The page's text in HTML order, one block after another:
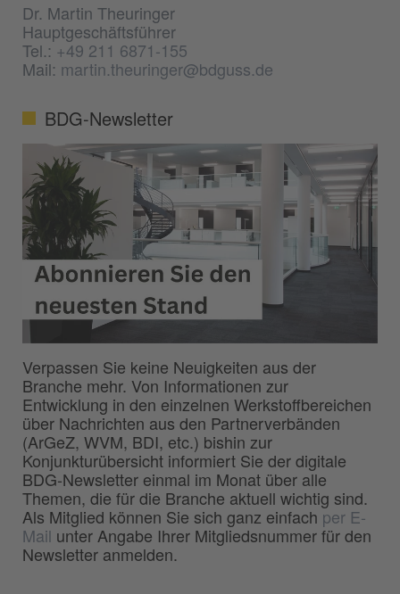
Dr. Martin Theuringer
Hauptgeschäftsführer
Tel.: +49 211 6871-155
Mail: martin.theuringer@bdguss.de
BDG-Newsletter
Verpassen Sie keine Neuigkeiten aus der
Branche mehr. Von Informationen zur
Entwicklung in den einzelnen Werkstoffbereichen
über Nachrichten aus den Partnerverbänden
(ArGeZ, WVM, BDI, etc.) bishin zur
Konjunkturübersicht informiert Sie der digitale
BDG-Newsletter einmal im Monat über alle
Themen, die für die Branche aktuell wichtig sind.
Als Mitglied können Sie sich ganz einfach per E-
Mail unter Angabe Ihrer Mitgliedsnummer für den
Newsletter anmelden.